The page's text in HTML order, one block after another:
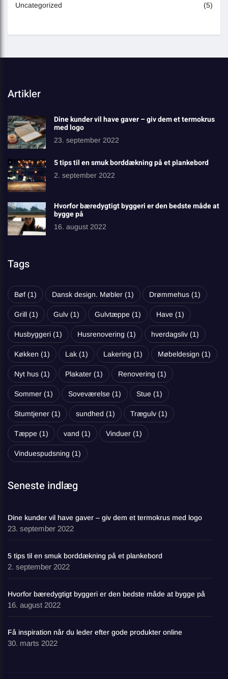
Uncategorized (5)
Artikler
Dine kunder vil have gaver – giv dem et termokrus
med logo
23. september 2022
5 tips til en smuk borddækning på et plankebord
2. september 2022
Hvorfor bæredygtigt byggeri er den bedste måde at
bygge på
16. august 2022
Tags
Bøf (1) Dansk design. Møbler (1) Drømmehus (1)
Grill (1) Gulv (1) Gulvtæppe (1) Have (1)
Husbyggeri (1) Husrenovering (1) hverdagsliv (1)
Køkken (1) Lak (1) Lakering (1) Møbeldesign (1)
Nyt hus (1) Plakater (1) Renovering (1)
Sommer (1) Soveværelse (1) Stue (1)
Stumtjener (1) sundhed (1) Trægulv (1)
Tæppe (1) vand (1) Vinduer (1)
Vinduespudsning (1)
Seneste indlæg
Dine kunder vil have gaver – giv dem et termokrus med logo
23. september 2022
5 tips til en smuk borddækning på et plankebord
2. september 2022
Hvorfor bæredygtigt byggeri er den bedste måde at bygge på
16. august 2022
Få inspiration når du leder efter gode produkter online
30. marts 2022